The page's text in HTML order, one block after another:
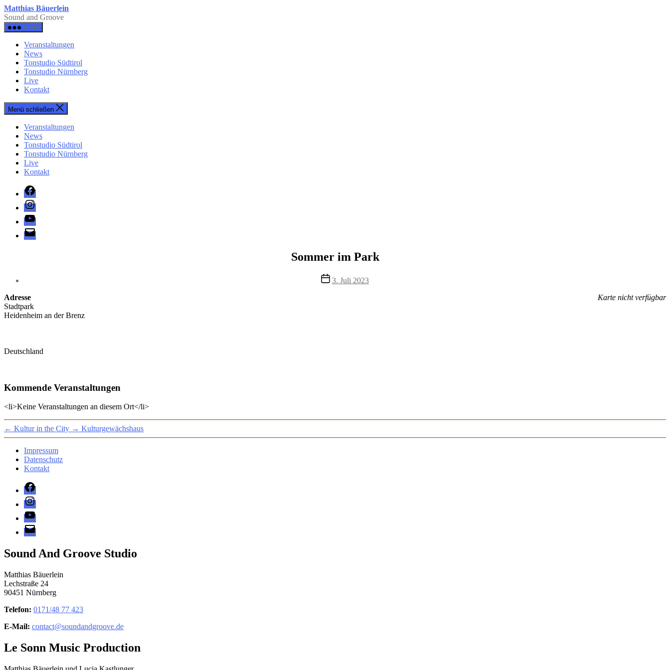
Zum
Inhalt
springen
Matthias Bäuerlein
Sound and Groove
Menü
Veranstaltungen
News
Tonstudio Südtirol
Tonstudio Nürnberg
Live
Kontakt
Menü schließen
Veranstaltungen
News
Tonstudio Südtirol
Tonstudio Nürnberg
Live
Kontakt
Facebook
Instagram
YouTube
E-
Mail
Sommer im Park
Veröffentlichungsdatum
3. Juli 2023
Karte nicht verfügbar
Adresse
Stadtpark
Heidenheim an der Brenz
Deutschland
Kommende Veranstaltungen
<li>Keine Veranstaltungen an diesem Ort</li>
← Kultur in the City → Kulturgewächshaus
Impressum
Datenschutz
Kontakt
Facebook
Instagram
YouTube
E-
Mail
Sound And Groove Studio
Matthias Bäuerlein
Lechstraße 24
90451 Nürnberg
Telefon: 0171/48 77 423
E-Mail: contact@soundandgroove.de
Le Sonn Music Production